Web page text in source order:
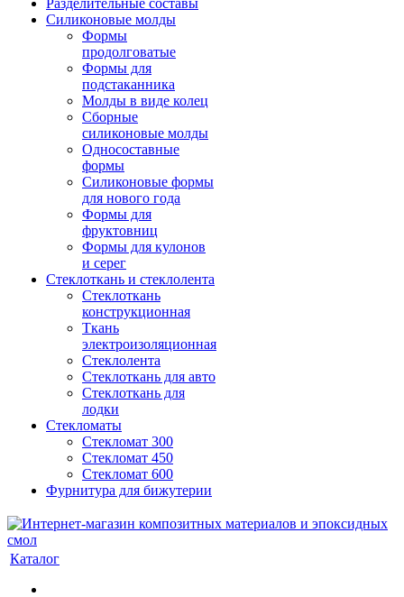
Разделительные составы
Силиконовые молды
Формы
продолговатые
Формы для
подстаканника
Молды в виде колец
Сборные
силиконовые молды
Односоставные
формы
Силиконовые формы
для нового года
Формы для
фруктовниц
Формы для кулонов
и серег
Стеклоткань и стеклолента
Стеклоткань
конструкционная
Ткань
электроизоляционная
Стеклолента
Стеклоткань для авто
Стеклоткань для
лодки
Стекломаты
Стекломат 300
Стекломат 450
Стекломат 600
Фурнитура для бижутерии
Каталог